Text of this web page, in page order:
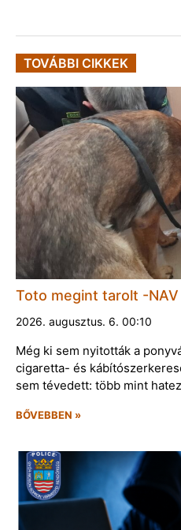
TOVÁBBI CIKKEK
Toto megint tarolt -
2026. augusztus. 6. 00:10
Még ki sem nyitották a
cigaretta- és
sem tévedett: több mint
BŐVEBBEN »